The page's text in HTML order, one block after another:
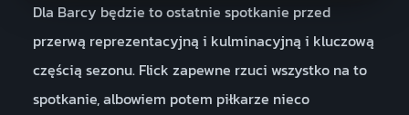
Dla Barcy będzie to ostatnie spotkanie przed
przerwą reprezentacyjną i kulminacyjną i kluczową
częścią sezonu. Flick zapewne rzuci wszystko na to
spotkanie, albowiem potem piłkarze nieco